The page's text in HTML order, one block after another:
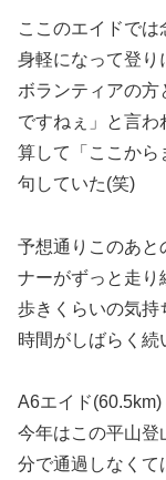
ここのエイドで
身軽になって登り
ボランティアの
ですねぇ」と言
算して「ここから
句していた(笑)
予想通りこのあと
ナーがずっと走り
歩きくらいの気持
時間がしばらく続
A6エイド(60.5km)
今年はこの平山登
分で通過しなくて